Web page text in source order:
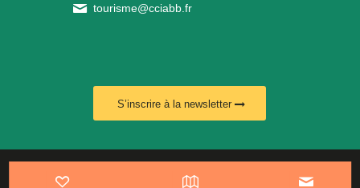
tourisme@cciabb.fr
S’inscrire à la newsletter
www.leplusduweb.com